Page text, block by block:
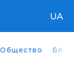
UA
Общество